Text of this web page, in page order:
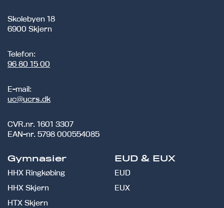
Skolebyen 18
6900 Skjern
Telefon:
96 80 15 00
E-mail:
uc@ucrs.dk
CVR.nr. 1601 3307
EAN-nr. 5798 000554085
Gymnasier
HHX Ringkøbing
HHX Skjern
HTX Skjern
EUD & EUX
EUD
EUX